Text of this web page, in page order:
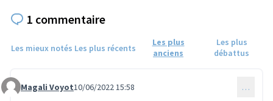
1 commentaire
Les mieux notés Les plus récents
Les plus
anciens
Les plus
débattus
Commentaire 811
Magali Voyot10/06/2022 15:58 …